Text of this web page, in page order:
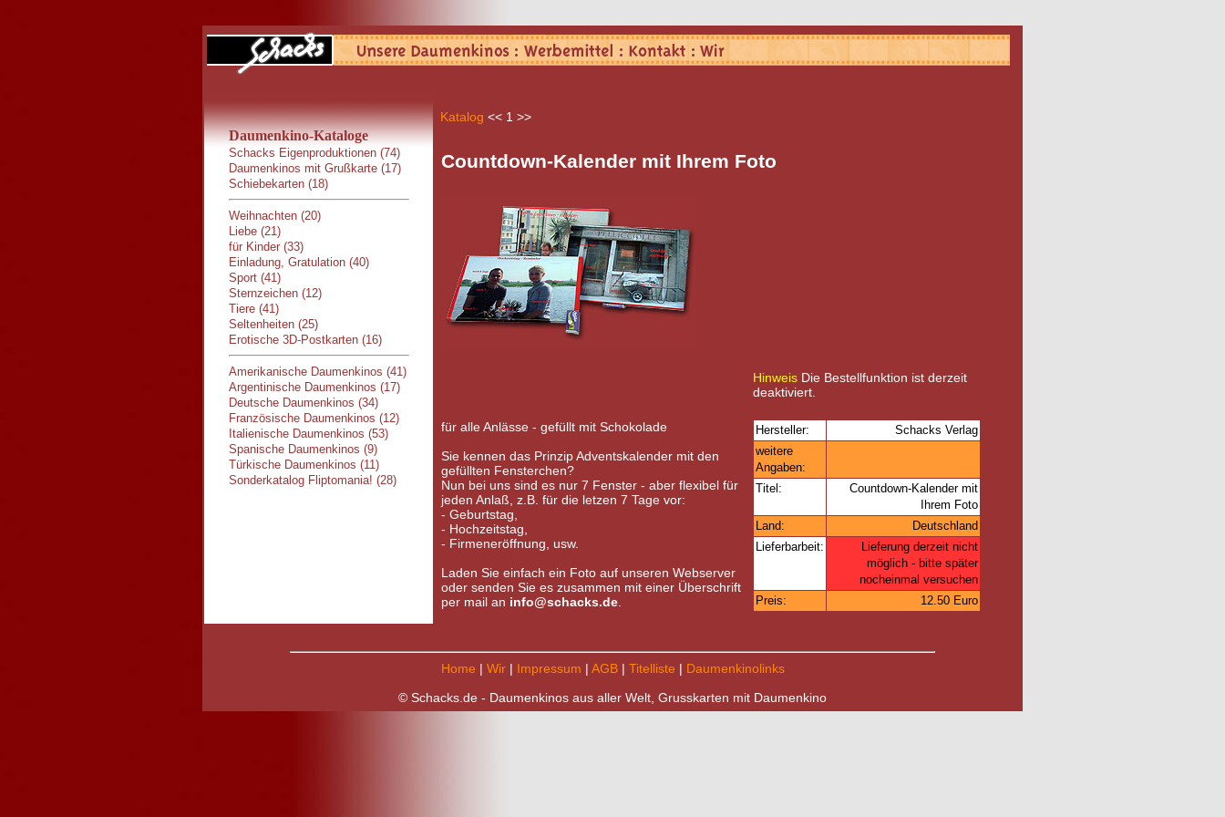
Daumenkino-Kataloge
Schacks Eigenproduktionen (74)
Daumenkinos mit Grußkarte (17)
Schiebekarten (18)
Weihnachten (20)
Liebe (21)
für Kinder (33)
Einladung, Gratulation (40)
Sport (41)
Sternzeichen (12)
Tiere (41)
Seltenheiten (25)
Erotische 3D-Postkarten (16)
Amerikanische Daumenkinos (41)
Argentinische Daumenkinos (17)
Deutsche Daumenkinos (34)
Französische Daumenkinos (12)
Italienische Daumenkinos (53)
Spanische Daumenkinos (9)
Türkische Daumenkinos (11)
Sonderkatalog Fliptomania! (28)
Katalog << 1 >>
Countdown-Kalender mit Ihrem Foto
Hinweis Die Bestellfunktion ist derzeit
deaktiviert.
für alle Anlässe - gefüllt mit Schokolade
Sie kennen das Prinzip Adventskalender mit den
gefüllten Fensterchen?
Nun bei uns sind es nur 7 Fenster - aber flexibel für
jeden Anlaß, z.B. für die letzen 7 Tage vor:
- Geburtstag,
- Hochzeitstag,
- Firmeneröffnung, usw.
Laden Sie einfach ein Foto auf unseren Webserver
oder senden Sie es zusammen mit einer Überschrift
per mail an info@schacks.de
Hersteller:
Schacks Verlag
weitere
Angaben:
Titel:
Countdown-Kalender mit
Ihrem Foto
Land:
Deutschland
Lieferbarbeit:
Lieferung derzeit nicht
möglich - bitte später
nocheinmal versuchen
Preis:
12.50 Euro
Home | Wir| Impressum | AGB| Titelliste | Daumenkinolinks
© Schacks.de - Daumenkinos aus aller Welt, Grusskarten mit Daumenkino